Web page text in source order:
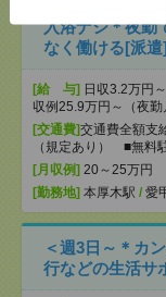
入浴ナシ＊夜勤
なく働ける[派遣]
[給 与] 日収3.2万円
収例25.9万円～（夜勤
[交通費]交通費全額支
（規定あり） ■無料
[月収例] 20～25万円
[勤務地] 本厚木駅 / 愛
＜週3日～＊カ
行などの生活サ